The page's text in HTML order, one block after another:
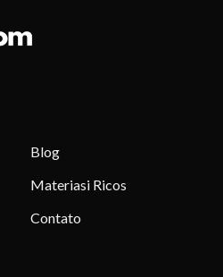
Blog
Materiasi Ricos
Contato